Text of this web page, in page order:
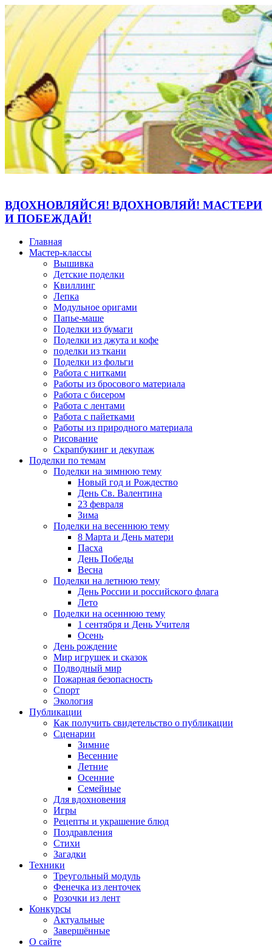
ВДОХНОВЛЯЙСЯ! ВДОХНОВЛЯЙ! МАСТЕРИ
И ПОБЕЖДАЙ!
Главная
Мастер-классы
Вышивка
Детские поделки
Квиллинг
Лепка
Модульное оригами
Папье-маше
Поделки из бумаги
Поделки из джута и кофе
поделки из ткани
Поделки из фольги
Работа с нитками
Работы из бросового материала
Работа с бисером
Работа с лентами
Работа с пайетками
Работы из природного материала
Рисование
Скрапбукинг и декупаж
Поделки по темам
Поделки на зимнюю тему
Новый год и Рождество
День Св. Валентина
23 февраля
Зима
Поделки на весеннюю тему
8 Марта и День матери
Пасха
День Победы
Весна
Поделки на летнюю тему
День России и российского флага
Лето
Поделки на осеннюю тему
1 сентября и День Учителя
Осень
День рождение
Мир игрушек и сказок
Подводный мир
Пожарная безопасность
Спорт
Экология
Публикации
Как получить свидетельство о публикации
Сценарии
Зимние
Весенние
Летние
Осенние
Семейные
Для вдохновения
Игры
Рецепты и украшение блюд
Поздравления
Стихи
Загадки
Техники
Треугольный модуль
Фенечка из ленточек
Розочки из лент
Конкурсы
Актуальные
Завершённые
О сайте